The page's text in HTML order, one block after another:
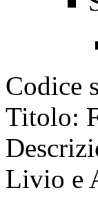
Codice
Titolo:
Livio e